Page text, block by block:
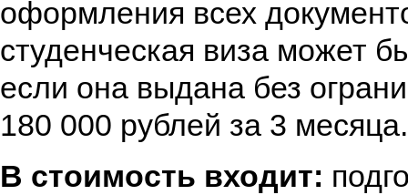
оформления всех
студенческая виза может
если она выдана без
180 000 рублей за 3 месяца.
В стоимость входит: